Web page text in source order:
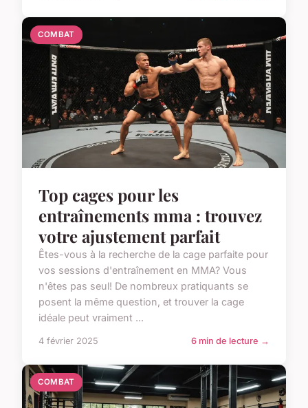
COMBAT
Top cages pour les
entraînements mma : trouvez
votre ajustement parfait
Êtes-vous à la recherche de la cage parfaite pour
vos sessions d'entraînement en MMA? Vous
n'êtes pas seul! De nombreux pratiquants se
posent la même question, et trouver la cage
idéale peut vraiment ...
4 février 2025 6 min de lecture →
COMBAT